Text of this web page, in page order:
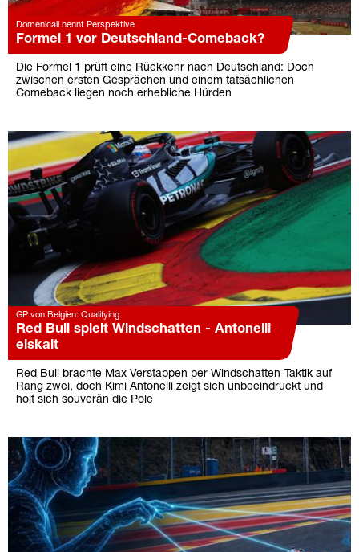
Domenicali nennt Perspektive
Formel 1 vor Deutschland-Comeback?
Die Formel 1 prüft eine Rückkehr nach Deutschland: Doch
zwischen ersten Gesprächen und einem tatsächlichen
Comeback liegen noch erhebliche Hürden
GP von Belgien: Qualifying
Red Bull spielt Windschatten - Antonelli
eiskalt
Red Bull brachte Max Verstappen per Windschatten-Taktik auf
Rang zwei, doch Kimi Antonelli zeigt sich unbeeindruckt und
holt sich souverän die Pole